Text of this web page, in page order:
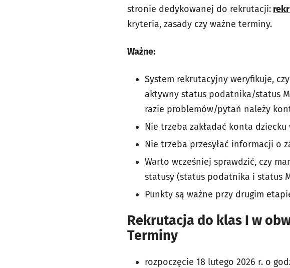
stronie dedykowanej do rekrutacji:
kryteria, zasady czy ważne terminy.
Ważne:
System rekrutacyjny weryfikuje,
aktywny status podatnika/status
razie problemów/pytań należy
Nie trzeba zakładać konta dziecku
Nie trzeba przesyłać informacji o
Warto wcześniej sprawdzić, czy
statusy (status podatnika i status
Punkty są ważne przy drugim
Rekrutacja do klas I w
Terminy
rozpoczęcie 18 lutego 2026 r. o